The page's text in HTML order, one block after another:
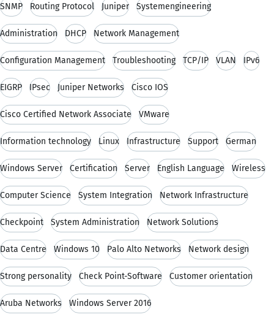
SNMP Routing Protocol Juniper Systemengineering
Administration DHCP Network Management
Configuration Management Troubleshooting TCP/IP VLAN IPv6
EIGRP IPsec Juniper Networks Cisco IOS
Cisco Certified Network Associate VMware
Information technology Linux Infrastructure Support German
Windows Server Certification Server English Language Wireless
Computer Science System Integration Network Infrastructure
Checkpoint System Administration Network Solutions
Data Centre Windows 10 Palo Alto Networks Network design
Strong personality Check Point-Software Customer orientation
Aruba Networks Windows Server 2016